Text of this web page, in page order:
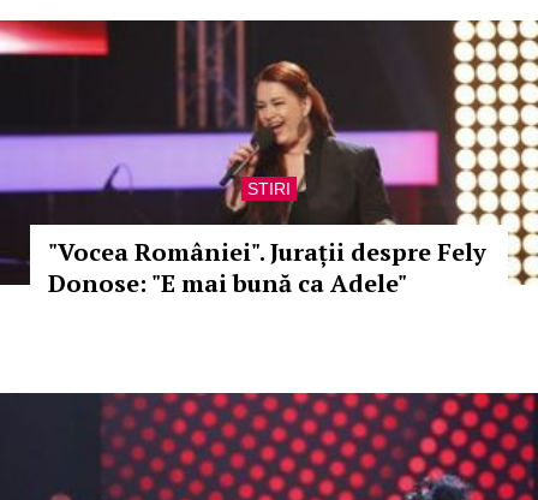
STIRI
"Vocea României". Jurații despre Fely
Donose: "E mai bună ca Adele"